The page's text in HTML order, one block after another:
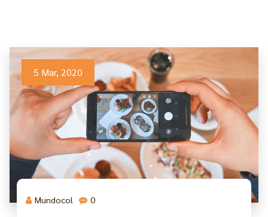
5 Mar, 2020
Mundocol 0